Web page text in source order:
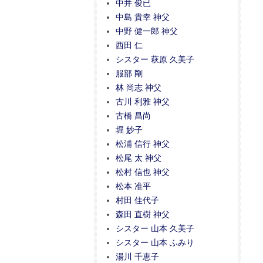
中井 俊已
中島 貴幸 神父
中野 健一郎 神父
西田 仁
シスター 萩原 久美子
服部 剛
林 尚志 神父
古川 利雅 神父
古橋 昌尚
堀 妙子
松浦 信行 神父
松尾 太 神父
松村 信也 神父
松本 准平
村田 佳代子
森田 直樹 神父
シスター 山本 久美子
シスター 山本 ふみり
湯川 千恵子